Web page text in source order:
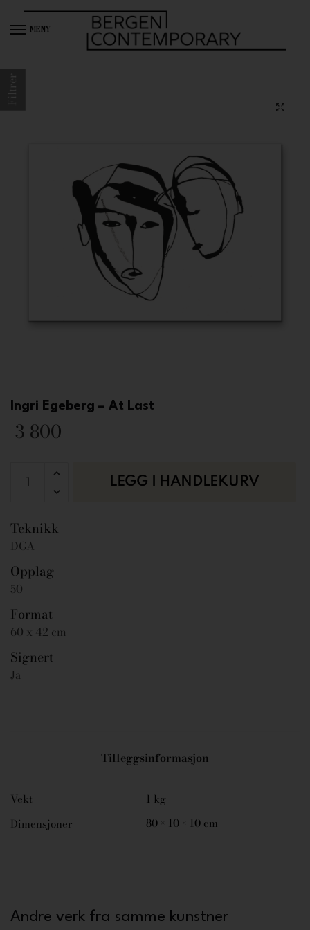
MENY
Ingri Egeberg – At Last
3 800
LEGG I HANDLEKURV
Teknikk
DGA
Opplag
50
Format
60 x 42 cm
Signert
Ja
Tilleggsinformasjon
Vekt
1 kg
Dimensjoner
80 × 10 × 10 cm
Andre verk fra samme kunstner
Filtrer